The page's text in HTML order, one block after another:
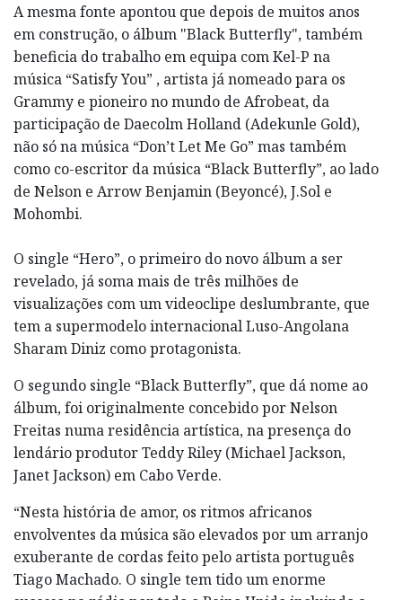
A mesma fonte apontou que depois de muitos anos
em construção, o álbum "Black Butterfly", também
beneficia do trabalho em equipa com Kel-P na
música “Satisfy You” , artista já nomeado para os
Grammy e pioneiro no mundo de Afrobeat, da
participação de Daecolm Holland (Adekunle Gold),
não só na música “Don’t Let Me Go” mas também
como co-escritor da música “Black Butterfly”, ao lado
de Nelson e Arrow Benjamin (Beyoncé), J.Sol e
Mohombi.
O single “Hero”, o primeiro do novo álbum a ser
revelado, já soma mais de três milhões de
visualizações com um videoclipe deslumbrante, que
tem a supermodelo internacional Luso-Angolana
Sharam Diniz como protagonista.
O segundo single “Black Butterfly”, que dá nome ao
álbum, foi originalmente concebido por Nelson
Freitas numa residência artística, na presença do
lendário produtor Teddy Riley (Michael Jackson,
Janet Jackson) em Cabo Verde.
“Nesta história de amor, os ritmos africanos
envolventes da música são elevados por um arranjo
exuberante de cordas feito pelo artista português
Tiago Machado. O single tem tido um enorme